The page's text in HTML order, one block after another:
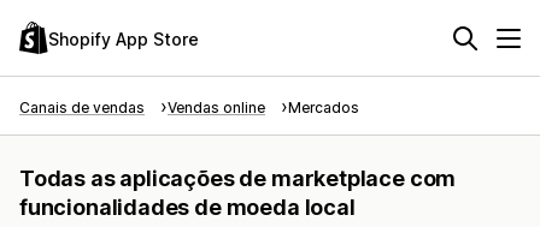
Shopify App Store
Canais de vendas Vendas online Mercados
Todas as aplicações de marketplace com
funcionalidades de moeda local